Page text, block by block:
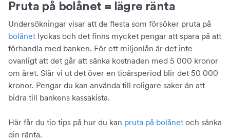
Pruta på bolånet = lägre ränta
Undersökningar visar att de flesta som försöker pruta på
bolånet lyckas och det finns mycket pengar att spara på att
förhandla med banken. För ett miljonlån är det inte
ovanligt att det går att sänka kostnaden med 5 000 kronor
om året. Slår vi ut det över en tioårsperiod blir det 50 000
kronor. Pengar du kan använda till roligare saker än att
bidra till bankens kassakista.
Här får du tio tips på hur du kan pruta på bolånet och sänka
din ränta.